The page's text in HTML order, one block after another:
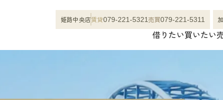
姫路中央店賃貸079-221-5321売買079-221-5311
借りたい買いたい